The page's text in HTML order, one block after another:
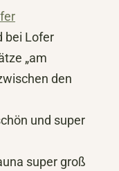
bei Lofer
„am
den
und super
super groß